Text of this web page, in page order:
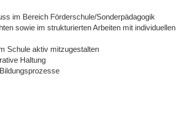
im Bereich Förderschule/Sonderpädagogik
sowie im strukturierten Arbeiten mit individuellen
Schule aktiv mitzugestalten
Haltung